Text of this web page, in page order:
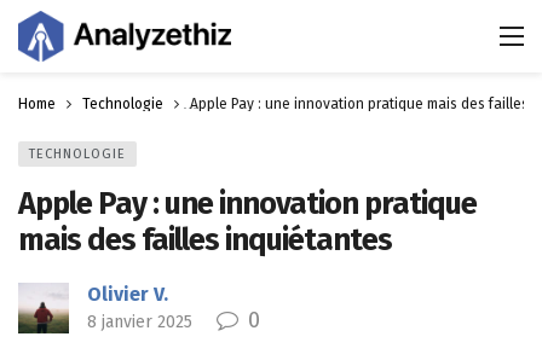
Home Technologie Apple Pay : une innovation pratique mais des failles
TECHNOLOGIE
Apple Pay : une innovation pratique
mais des failles inquiétantes
Olivier V.
8 janvier 2025 0